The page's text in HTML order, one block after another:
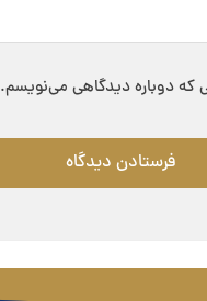
که دوباره دیدگاهی می‌نویسم.